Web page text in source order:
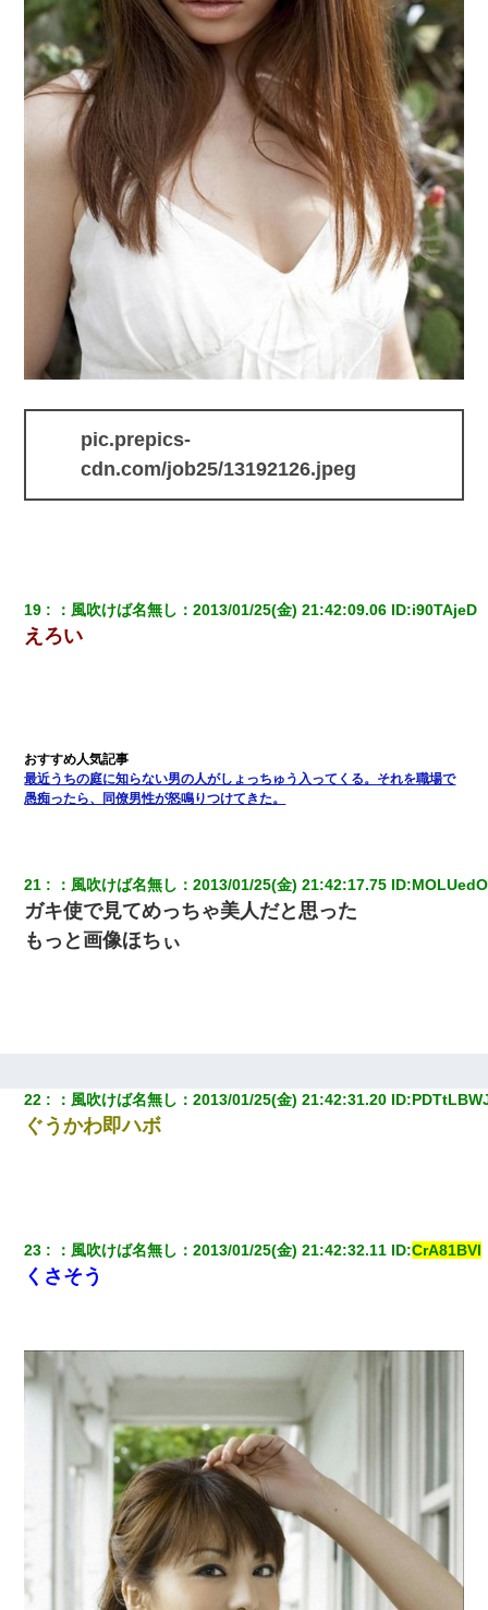
ワイ144kg彼女98kgデブカップル、1年間毎日行為しまくった結
果
小学生の妹が20代の弟とチューしてるのに、見て見ぬふりの親を
見てから実家を出た。それから15年、妹が弟の子を妊娠したらし
くもう堕胎できない月なんだと母から連絡がきた…｜生活｜ワロ
タあんてな
元旦那から復縁要請。息子「最新型のiPhoneも買えない貧乏は嫌
だ、再婚して」私「なら父親と暮らせ」息子「やった＾＾」私
（もう手遅れだったんだな…）
彼女にプロポーズしてOK貰った俺、告げられた結婚条件にブチ切
れて無事婚約破棄・・・
クラスで一人無口で誰とも話さない男子がいた。→修学旅行に来
【悲報】お風呂で父親と姉が完全に行為してるんだが...
pic.prepics-
cdn.com/job25/13192126.jpeg
19 ： 風吹けば名無し ：2013/01/25(金) 21:42:09.06 ID:i90TAjeD
えろい
最近うちの庭に知らない男の人がしょっちゅう入ってくる。それを職場で
愚痴ったら、同僚男性が怒鳴りつけてきた。
21 ： 風吹けば名無し ：2013/01/25(金) 21:42:17.75 ID:
ガキ使で見てめっちゃ美人だと思った
もっと画像ほちぃ
22 ： 風吹けば名無し ：2013/01/25(金) 21:42:31.20 ID:
ぐうかわ即ハボ
23 ： 風吹けば名無し ：2013/01/25(金) 21:42:32.11 ID:CrA81BVl
くさそう